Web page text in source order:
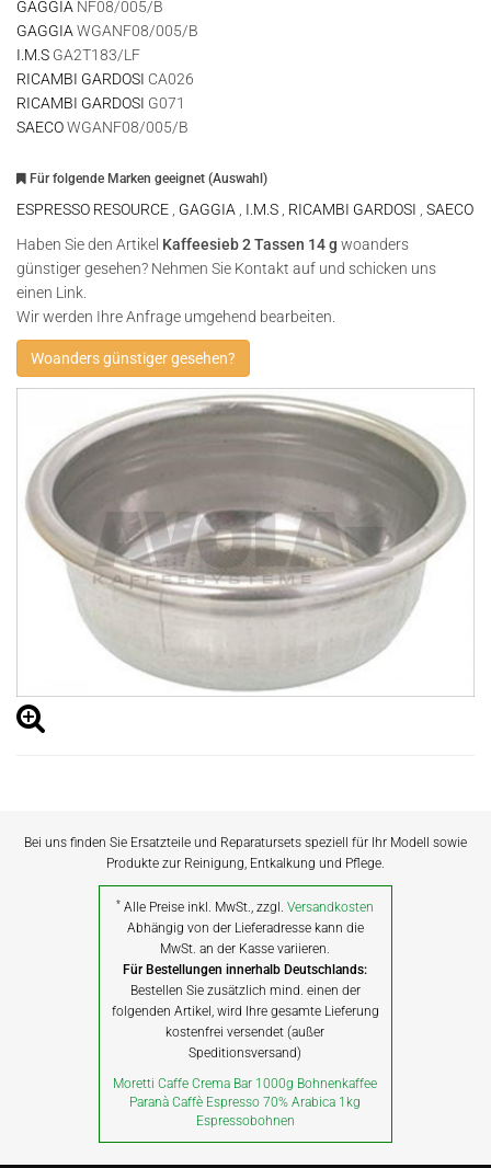
GAGGIA NF08/005/B
GAGGIA WGANF08/005/B
I.M.S GA2T183/LF
RICAMBI GARDOSI CA026
RICAMBI GARDOSI G071
SAECOWGANF08/005/B
Für folgende Marken geeignet (Auswahl)
ESPRESSO RESOURCE GAGGIA I.M.S RICAMBI GARDOSI
SAECO
Haben Sie den Artikel Kaffeesieb 2 Tassen 14 g woanders
günstiger gesehen? Nehmen Sie Kontakt auf und schicken uns
einen Link.
Wir werden Ihre Anfrage umgehend bearbeiten.
Woanders günstiger gesehen?
Bei uns finden Sie Ersatzteile und Reparatursets speziell für Ihr Modell sowie
Produkte zur Reinigung, Entkalkung und Pflege.
* Alle Preise inkl. MwSt., zzgl.Versandkosten
Abhängig von der Lieferadresse kann die
MwSt. an der Kasse variieren.
Für Bestellungen innerhalb Deutschlands:
Bestellen Sie zusätzlich mind. einen der
folgenden Artikel, wird Ihre gesamte Lieferung
kostenfrei versendet (außer
Speditionsversand)
Moretti Caffe Crema Bar 1000g Bohnenkaffee
Paranà Caffè Espresso 70% Arabica 1kg
Espressobohnen